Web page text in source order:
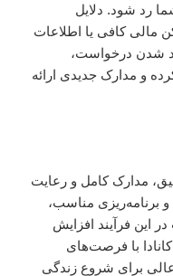
رد شود. دلایل
مالی کافی یا اطلاعات
شدن درخواست،
و مدارک جدیدی ارائه
مدارک کامل و رعایت
برنامه‌ریزی مناسب،
این فرآیند افزایش
با فرصت‌های
برای شروع زندگی